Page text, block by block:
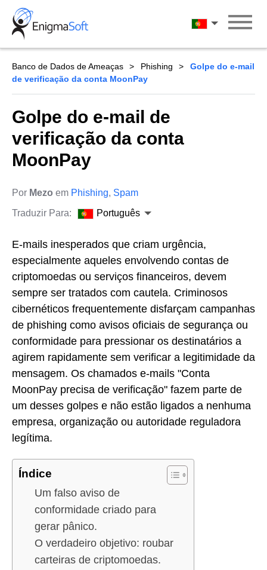
Skip
content
Português
Banco de Dados de Ameaças Phishing
Golpe do e-mail
de verificação da conta MoonPay
Golpe do e-mail de
verificação da conta
MoonPay
Por Mezo em Phishing, Spam
Traduzir Para:
Português
E-mails inesperados que criam urgência,
especialmente aqueles envolvendo contas de
criptomoedas ou serviços financeiros, devem
sempre ser tratados com cautela. Criminosos
cibernéticos frequentemente disfarçam campanhas
de phishing como avisos oficiais de segurança ou
conformidade para pressionar os destinatários a
agirem rapidamente sem verificar a legitimidade da
mensagem. Os chamados e-mails "Conta
MoonPay precisa de verificação" fazem parte de
um desses golpes e não estão ligados a nenhuma
empresa, organização ou autoridade reguladora
legítima.
Índice
Um falso aviso de
conformidade criado para
gerar pânico.
O verdadeiro objetivo: roubar
carteiras de criptomoedas.